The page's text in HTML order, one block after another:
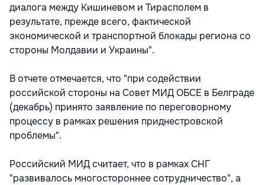
диалога между Кишиневом и Тирасполем в
результате, прежде всего, фактической
экономической и транспортной блокады региона со
стороны Молдавии и Украины".
В отчете отмечается, что "при содействии
российской стороны на Совет МИД ОБСЕ в Белграде
(декабрь) принято заявление по переговорному
процессу в рамках решения приднестровской
проблемы".
Российский МИД считает, что в рамках СНГ
"развивалось многостороннее сотрудничество", а